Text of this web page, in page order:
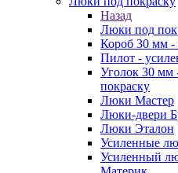
Назад
Люки под
Короб 30 мм -
Пилот -
Уголок 30 мм
покраску
Люки Мастер
Люки-двери
Люки Эталон
Усиленные
Усиленный